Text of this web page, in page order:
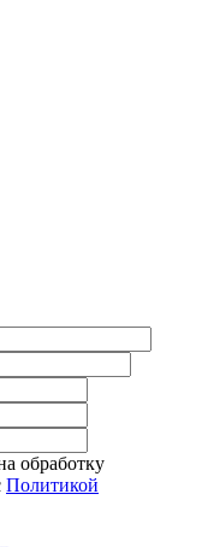
обработку
Политикой